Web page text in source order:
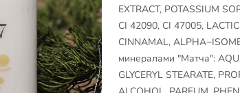
EXTRACT, POTASSIUM
CI 42090, CI 47005,
CINNAMAL,
минералами "Матча":
GLYCERYL STEARATE,